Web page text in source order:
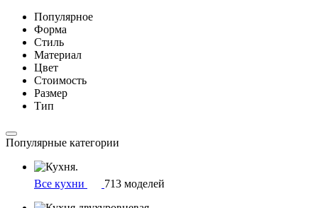
Популярное
Форма
Стиль
Материал
Цвет
Стоимость
Размер
Тип
Популярные категории
Все кухни 713 моделей